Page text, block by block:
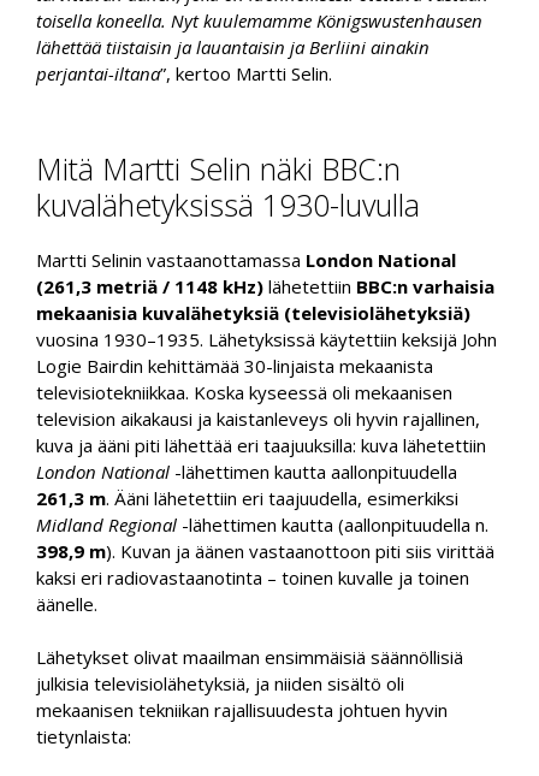
toisella koneella. Nyt kuulemamme Königswustenhausen
lähettää tiistaisin ja lauantaisin ja Berliini ainakin
perjantai-iltana”, kertoo Martti Selin.
Mitä Martti Selin näki BBC:n
kuvalähetyksissä 1930-luvulla
Martti Selinin vastaanottamassa London National
(261,3 metriä / 1148 kHz) lähetettiin BBC:n varhaisia
mekaanisia kuvalähetyksiä (televisiolähetyksiä)
vuosina 1930–1935. Lähetyksissä käytettiin keksijä John
Logie Bairdin kehittämää 30-linjaista mekaanista
televisiotekniikkaa. Koska kyseessä oli mekaanisen
television aikakausi ja kaistanleveys oli hyvin rajallinen,
kuva ja ääni piti lähettää eri taajuuksilla: kuva lähetettiin
London National -lähettimen kautta aallonpituudella
261,3 m. Ääni lähetettiin eri taajuudella, esimerkiksi
Midland Regional -lähettimen kautta (aallonpituudella n.
398,9 m). Kuvan ja äänen vastaanottoon piti siis virittää
kaksi eri radiovastaanotinta – toinen kuvalle ja toinen
äänelle.
Lähetykset olivat maailman ensimmäisiä säännöllisiä
julkisia televisiolähetyksiä, ja niiden sisältö oli
mekaanisen tekniikan rajallisuudesta johtuen hyvin
tietynlaista: